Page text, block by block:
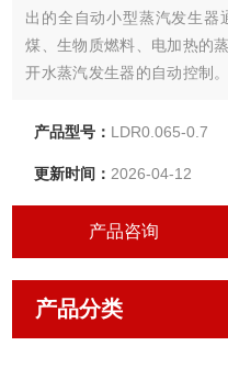
出的全自动小型蒸汽发生器
煤、生物质燃料、电加热的
开水蒸汽发生器的自动控制
比高等优点。
产品型号： LDR0.065-0.7
更新时间： 2026-04-12
产品咨询
产品分类